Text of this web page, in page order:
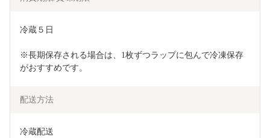
冷蔵５日
※長期保存される場合は、1枚ずつラップに包んで冷凍保存
がおすすめです。
配送方法
冷蔵配送